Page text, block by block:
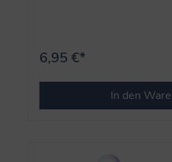
6,95 €*
In den